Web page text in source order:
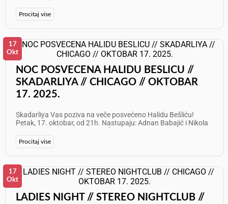
Procitaj vise
NOC POSVECENA HALIDU BESLICU //
SKADARLIYA // CHICAGO // OKTOBAR
17. 2025.
Skadarliya Vas poziva na veče posvećeno Halidu Bešliću!
Petak, 17. oktobar, od 21h. Nastupaju: Adnan Babajić i Nikola
Procitaj vise
17
Okt
LADIES NIGHT // STEREO NIGHTCLUB //
17
Okt